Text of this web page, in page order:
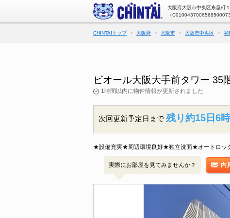
大阪府大阪市中央区糸屋町
（
CHINTAIトップ 大阪府 大阪市 大阪市中央区 谷
ビオール大阪大手前タワー 35
1時間以内に物件情報が更新されました
次回更新予定日まで 残り約15日6
★設備充実★周辺環境良好★独立洗面★オートロ
実際にお部屋を見てみませんか？ 内